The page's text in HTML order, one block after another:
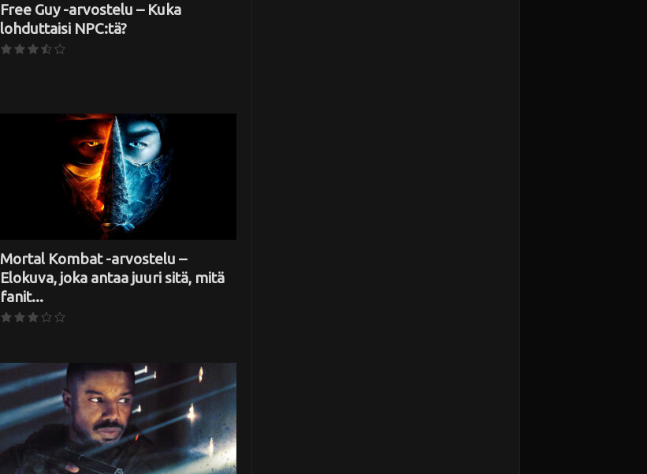
Free Guy -arvostelu – Kuka
lohduttaisi NPC:tä?
Mortal Kombat -arvostelu –
Elokuva, joka antaa juuri sitä, mitä
fanit...